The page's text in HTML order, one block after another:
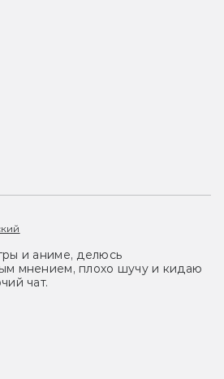
и аниме, делюсь
мнением, плохо шучу и кидаю
чат.